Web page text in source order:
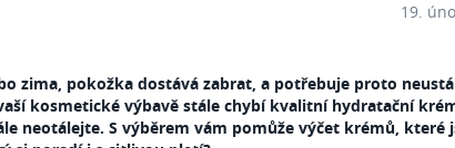
19.
zima, pokožka dostává zabrat, a potřebuje proto
kosmetické výbavě stále chybí kvalitní hydratační
neotálejte. S výběrem vám pomůže výčet krémů, které